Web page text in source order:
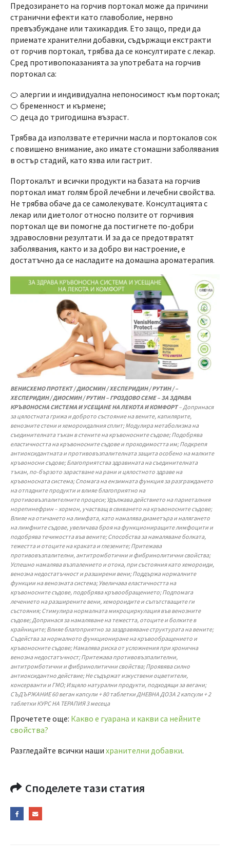
Предозирането на горчив портокал може да причини
странични ефекти като главоболие, нервно
превъзбуждане или тахикардия. Ето защо, преди да
приемате хранителни добавки, съдържащи екстракти
от горчив портокал, трябва да се консултирате с лекар.
Сред противопоказанията за употребата на горчив
портокал са:
🍊 алергии и индивидуална непоносимост към портокал;
🍊 бременност и кърмене;
🍊 деца до тригодишна възраст.
Трябва да използвате етерични масла и портокалов сок
с повишено внимание, ако имате стомашни заболявания
в остър стадий, като язва или гастрит.
Портокалът и всички продукти на базата на горчив
портокал имат голям брой лечебни и лечебни свойства.
Не трябва обаче да се самолекувате. Консултацията с
лекар или диетолог относно ползите от горчивия
портокал ще ви помогне да постигнете по-добри
здравословни резултати. И за да се предотвратят
заболявания, както и за добро ви настроение, е
достатъчно да се насладите на домашна ароматерапия.
ВЕНИСХЕМО ПРОТЕКТ / ДИОСМИН / ХЕСПЕРИДИН / РУТИН / –
ХЕСПЕРИДИН / ДИОСМИН / РУТИН – ГРОЗДОВО СЕМЕ – ЗА ЗДРАВА
КРЪВОНОСНА СИСТЕМА И УСЕЩАНЕ НА ЛЕКОТА И КОМФОРТ– Допринася
за цялостната грижа и доброто състояние на вените, капилярите,
венозните стени и хемороидалния сплит; Модулира метаболизма на
съединителната тъкан в стените на кръвоносните съдове; Подобрява
еластичността на кръвоносните съдове и проходимостта им; Подкрепя
антиоксидантната и противовъзпалителната защита особено на малките
кръвоносни съдове; Благоприятства здравината на съединителната
тъкан, по-бързото зарастване на рани и цялостното здраве на
кръвоносната система; Спомага на ензимната функция за разграждането
на отпадните продукти и влияе благоприятно на
противовъзпалителните процеси; Удължава действието на париеталния
норепинефрин – хормон, участващ в свиването на кръвоносните съдове;
Влияе на отичането на лимфата, като намалява диаметъра и налягането
на лимфните съдове, увеличава броя на функциониращите лимфоцити и
подобрява течимостта във вените; Способства за намаляване болката,
тежестта и отоците на краката и глезените; Притежава
противовъзпалителни, антитромботични и фибринолитични свойства;
Успешно намалява възпалението и отока, при състояния като хемороиди,
венозна недостатъчност и разширени вени; Поддържа нормалните
функции на венозната система; Увеличава еластичността на
кръвоносните съдове, подобрява кръвообращението; Подпомага
лечението на разширените вени, хемороидите и съпътстващите ги
състояния; Стимулира нормалната микроциркулация във венозните
съдове; Допринася за намаляване на тежестта, отоците и болките в
крайниците; Влияе благоприятно за заздравяване структурата на вените;
Съдейства за нормалното функциониране на кръвообращението и
кръвоносните съдове; Намалява риска от усложнения при хронична
венозна недостатъчност; Притежава противовъзпалителни,
антитромботични и фибринолитични свойства; Проявява силно
антиоксидантно действие; Не съдържат изкуствени оцветители,
консерванти и ГМО; Изцяло натурални продукти, подходящи за вегани;
СЪДЪРЖАНИЕ 60 веган капсули + 80 таблетки ДНЕВНА ДОЗА 2 капсули + 2
таблетки КУРС НА ТЕРАПИЯ 3 месеца
Прочетете още: Какво е гуарана и какви са нейните
свойства?
Разгледайте всички наши хранителни добавки.
Споделете тази статия